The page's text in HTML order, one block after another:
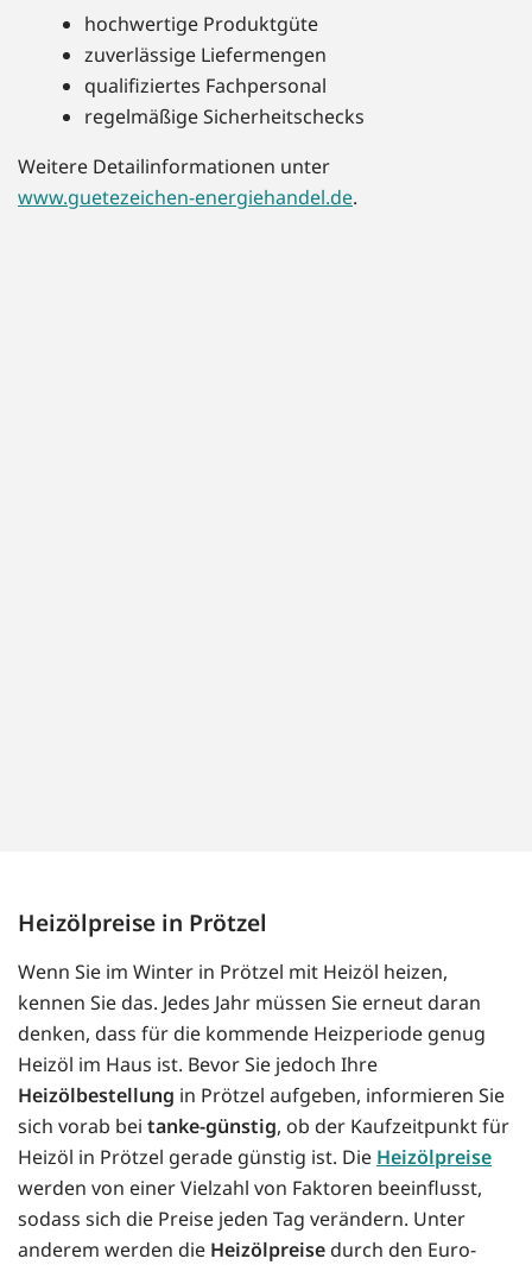
hochwertige Produktgüte
zuverlässige Liefermengen
qualifiziertes Fachpersonal
regelmäßige Sicherheitschecks
Weitere Detailinformationen unter
www.guetezeichen-energiehandel.de.
Heizölpreise in Prötzel
Wenn Sie im Winter in Prötzel mit Heizöl heizen,
kennen Sie das. Jedes Jahr müssen Sie erneut daran
denken, dass für die kommende Heizperiode genug
Heizöl im Haus ist. Bevor Sie jedoch Ihre
Heizölbestellung in Prötzel aufgeben, informieren Sie
sich vorab bei tanke-günstig, ob der Kaufzeitpunkt für
Heizöl in Prötzel gerade günstig ist. Die Heizölpreise
werden von einer Vielzahl von Faktoren beeinflusst,
sodass sich die Preise jeden Tag verändern. Unter
anderem werden die Heizölpreise durch den Euro-